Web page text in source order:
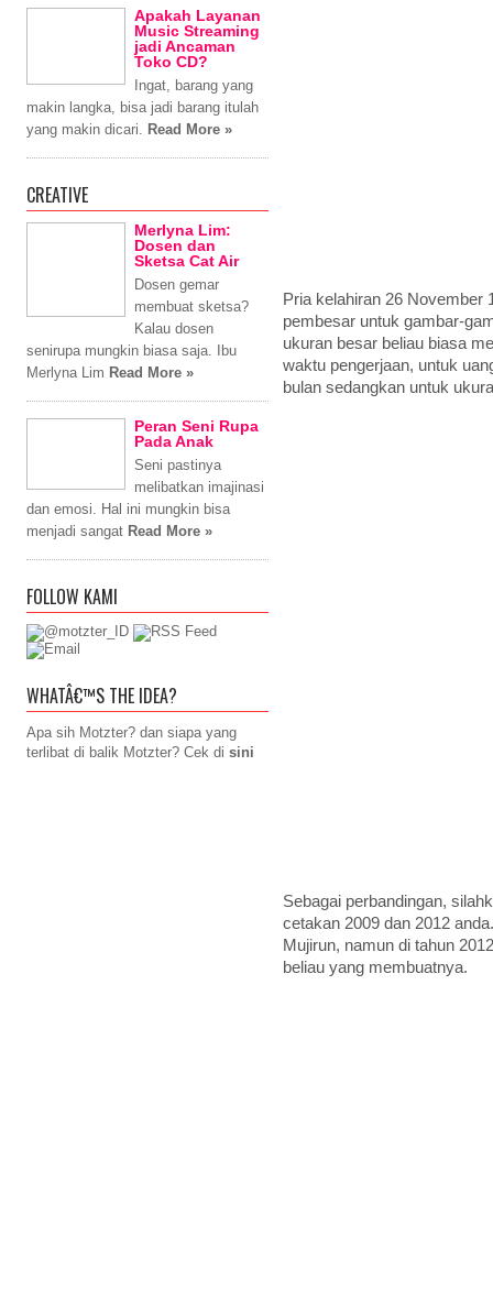
Pria kelahiran 26 November
pembesar untuk gambar-
ukuran besar beliau biasa
waktu pengerjaan, untuk
bulan sedangkan untuk
Sebagai perbandingan,
cetakan 2009 dan 2012
Mujirun, namun di tahun
beliau yang membuatnya.
Apakah Layanan
Music Streaming
jadi Ancaman
Toko CD?
Ingat, barang yang
makin langka, bisa jadi barang itulah
yang makin dicari.
Read More »
CREATIVE
Merlyna Lim:
Dosen dan
Sketsa Cat Air
Dosen gemar
membuat sketsa?
Kalau dosen
senirupa mungkin biasa saja. Ibu
Merlyna Lim Read More »
Peran Seni Rupa
Pada Anak
Seni pastinya
melibatkan imajinasi
dan emosi. Hal ini mungkin bisa
menjadi sangat Read More »
FOLLOW KAMI
WHATÂ€™S THE IDEA?
Apa sih Motzter? dan siapa yang
terlibat di balik Motzter? Cek di sini